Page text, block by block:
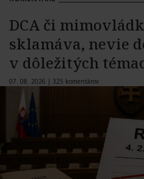
DCA či
sklamáva, nevie
v dôležitých
07. 08. 2026 | 325 komentárov